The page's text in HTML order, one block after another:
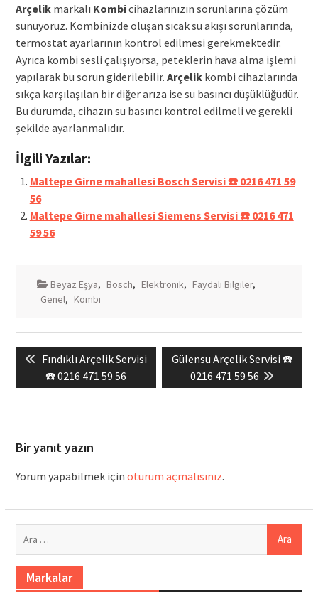
Arçelikmarkalı Kombicihazlarınızın sorunlarına çözüm
sunuyoruz. Kombinizde oluşan sıcak su akışı sorunlarında,
termostat ayarlarının kontrol edilmesi gerekmektedir.
Ayrıca kombi sesli çalışıyorsa, peteklerin hava alma işlemi
yapılarak bu sorun giderilebilir. Arçelikkombi cihazlarında
sıkça karşılaşılan bir diğer arıza ise su basıncı düşüklüğüdür.
Bu durumda, cihazın su basıncı kontrol edilmeli ve gerekli
şekilde ayarlanmalıdır.
İlgili Yazılar:
Maltepe Girne mahallesi Bosch Servisi ☎️ 0216 471 59
56
Maltepe Girne mahallesi Siemens Servisi ☎️ 0216 471
59 56
Beyaz Eşya, Bosch, Elektronik, Faydalı Bilgiler,
Genel, Kombi
gezinmesi
Previous
post:
Fındıklı Arçelik Servisi
☎️ 0216 471 59 56
Next
post:
Gülensu Arçelik Servisi ☎️
0216 471 59 56
Bir yanıt yazın
Yorum yapabilmek için oturum açmalısınız.
Markalar